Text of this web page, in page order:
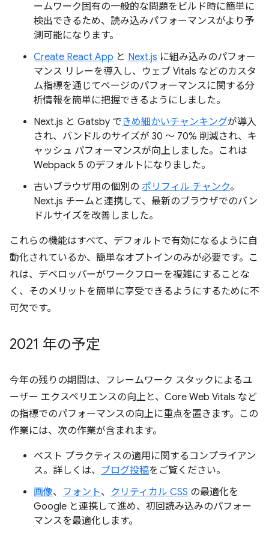
ームワーク固有の一般的な問題をビルド時に簡単に
検出できるため、読み込みパフォーマンスがより予
測可能になります。
Create React App と Next.js に組み込みのパフォー
マンス リレーを導入し、ウェブ Vitals などのカスタ
ム指標を通じてページのパフォーマンスに関する分
析情報を簡単に把握できるようにしました。
Next.js と Gatsby できめ細かいチャンキングが導入
され、バンドルのサイズが 30 ～ 70% 削減され、キ
ャッシュ パフォーマンスが向上しました。これは
Webpack 5 のデフォルトになりました。
古いブラウザ用の個別の ポリフィル チャンク。
Next.js チームと連携して、最新のブラウザでのバン
ドルサイズを改善しました。
これらの機能はすべて、デフォルトで有効になるように自
動化されているか、簡単なオプトインのみが必要です。こ
れは、デベロッパーがワークフローを複雑にすることな
く、そのメリットを簡単に享受できるようにするために不
可欠です。
2021 年の予定
今年の残りの期間は、フレームワーク スタックによるユ
ーザー エクスペリエンスの向上と、Core Web Vitals など
の指標でのパフォーマンスの向上に重点を置きます。この
作業には、次の作業が含まれます。
ベスト プラクティスの適用に関するコンプライアン
ス。詳しくは、 ブログ投稿をご覧ください。
画像、 フォント、 クリティカル CSS の最適化を
Google と連携して進め、初回読み込みのパフォー
マンスを最適化します。